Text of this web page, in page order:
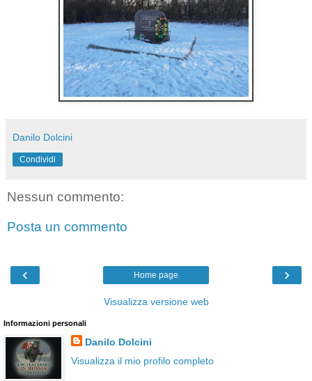
Danilo Dolcini
Condividi
Nessun commento:
Posta un commento
‹ ›
Home page
Visualizza versione web
Informazioni personali
Danilo Dolcini
Visualizza il mio profilo completo